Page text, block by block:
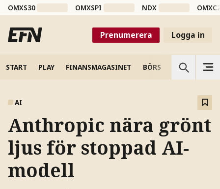
OMXS30 OMXSPI NDX
Prenumerera Logga in
START PLAY FINANSMAGASINET BÖRS VETENSKAP
AI
Anthropic nära grönt
ljus för stoppad AI-
modell